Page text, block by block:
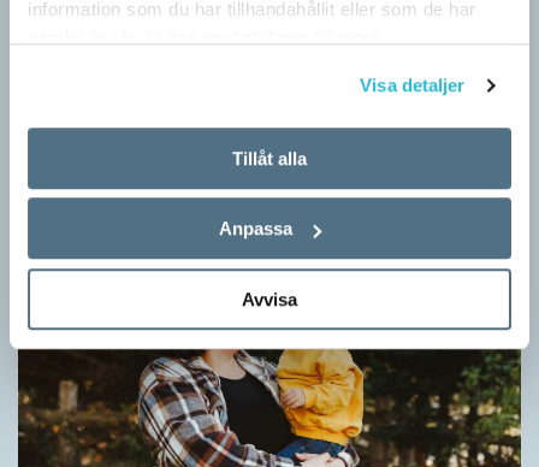
information som du har tillhandahållit eller som de har
Visa detaljer
Tillåt alla
Anpassa
Avvisa
Fler ser kvinnor med nya former
När det handlar om stora grupper av människor används i regel
maskulina pluralformer i franskan. Men när sådana ­former
ersätts av dubbel­former som les étudiantes…